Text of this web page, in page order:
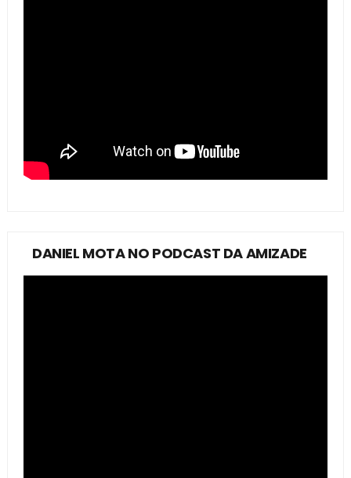
DANIEL MOTA NO PODCAST DA AMIZADE